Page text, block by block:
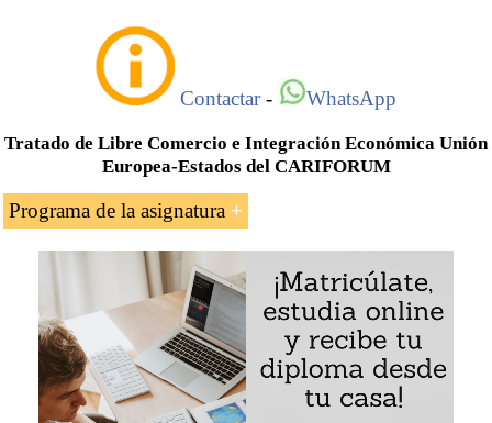
Contactar- WhatsApp
Tratado de Libre Comercio e Integración Económica Unión
Europea-Estados del CARIFORUM
Programa de la asignatura
Introducción al Tratado de Libre Comercio e
Integración Económica
CARIFORUM-Unión
Europea
Beneficios para las empresas europeas
Comercio exterior Unión Europea-Países del
Caribe